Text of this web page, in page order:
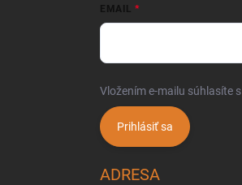
EMAIL
Vložením e-mailu súhlasíte s
Prihlásiť sa
ADRESA